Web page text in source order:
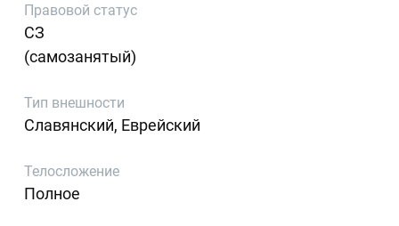
Правовой статус
СЗ
(самозанятый)
Тип внешности
Славянский, Еврейский
Телосложение
Полное